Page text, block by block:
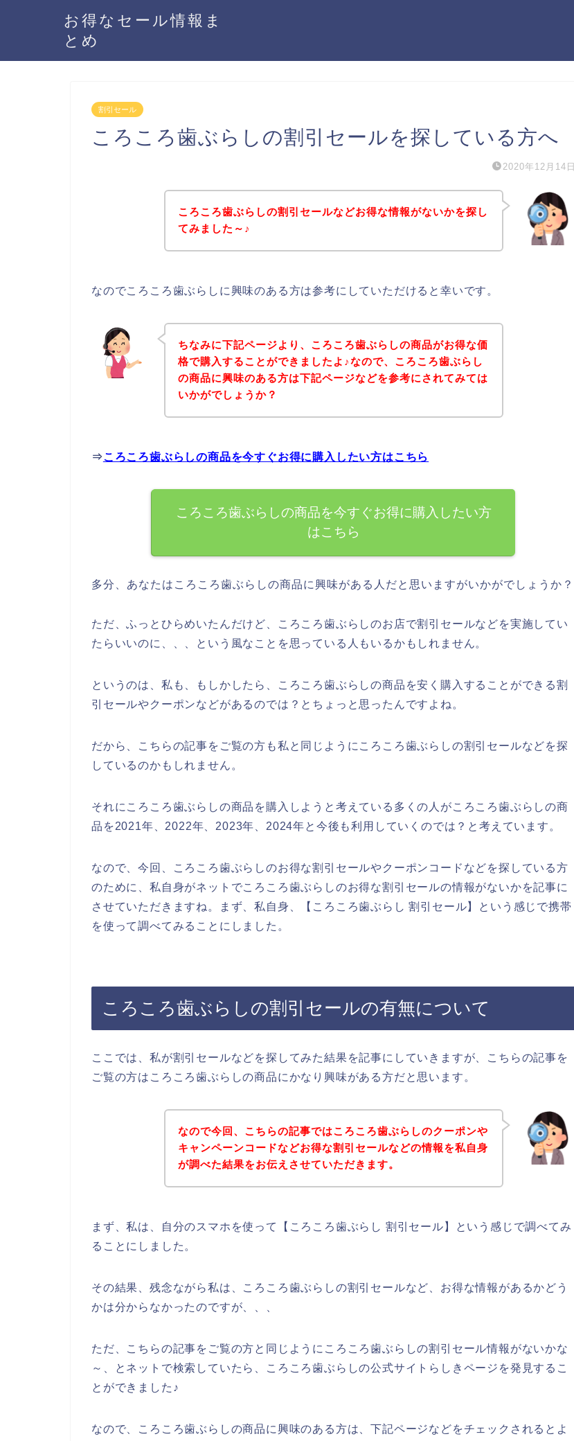
お得なセール情報ま
とめ
割引セール
ころころ歯ぶらしの割引セールを探している方へ
2020年12月14日
ころころ歯ぶらしの割引セールなどお得な情報がないかを探し
てみました～♪
なのでころころ歯ぶらしに興味のある方は参考にしていただけると幸いです。
ちなみに下記ページより、ころころ歯ぶらしの商品がお得な価
格で購入することができましたよ♪なので、ころころ歯ぶらし
の商品に興味のある方は下記ページなどを参考にされてみては
いかがでしょうか？
⇒ころころ歯ぶらしの商品を今すぐお得に購入したい方はこちら
ころころ歯ぶらしの商品を今すぐお得に購入したい方
はこちら
多分、あなたはころころ歯ぶらしの商品に興味がある人だと思いますがいかがでしょうか？
ただ、ふっとひらめいたんだけど、ころころ歯ぶらしのお店で割引セールなどを実施してい
たらいいのに、、、という風なことを思っている人もいるかもしれません。
というのは、私も、もしかしたら、ころころ歯ぶらしの商品を安く購入することができる割
引セールやクーポンなどがあるのでは？とちょっと思ったんですよね。
だから、こちらの記事をご覧の方も私と同じようにころころ歯ぶらしの割引セールなどを探
しているのかもしれません。
それにころころ歯ぶらしの商品を購入しようと考えている多くの人がころころ歯ぶらしの商
品を2021年、2022年、2023年、2024年と今後も利用していくのでは？と考えています。
なので、今回、ころころ歯ぶらしのお得な割引セールやクーポンコードなどを探している方
のために、私自身がネットでころころ歯ぶらしのお得な割引セールの情報がないかを記事に
させていただきますね。まず、私自身、【ころころ歯ぶらし 割引セール】という感じで携帯
を使って調べてみることにしました。
ころころ歯ぶらしの割引セールの有無について
ここでは、私が割引セールなどを探してみた結果を記事にしていきますが、こちらの記事を
ご覧の方はころころ歯ぶらしの商品にかなり興味がある方だと思います。
なので今回、こちらの記事ではころころ歯ぶらしのクーポンや
キャンペーンコードなどお得な割引セールなどの情報を私自身
が調べた結果をお伝えさせていただきます。
まず、私は、自分のスマホを使って【ころころ歯ぶらし 割引セール】という感じで調べてみ
ることにしました。
その結果、残念ながら私は、ころころ歯ぶらしの割引セールなど、お得な情報があるかどう
かは分からなかったのですが、、、
ただ、こちらの記事をご覧の方と同じようにころころ歯ぶらしの割引セール情報がないかな
～、とネットで検索していたら、ころころ歯ぶらしの公式サイトらしきページを発見するこ
とができました♪
なので、ころころ歯ぶらしの商品に興味のある方は、下記ページなどをチェックされるとよ